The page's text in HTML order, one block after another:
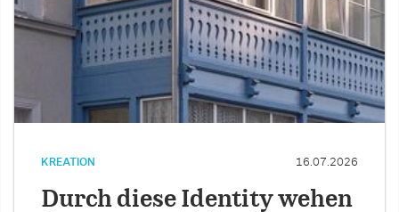
KREATION 16.07.2026
Durch diese Identity wehen